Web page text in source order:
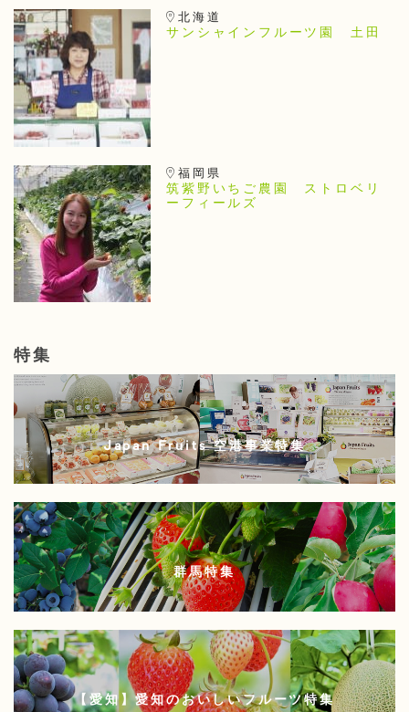
北海道
サンシャインフルーツ園 土田
福岡県
筑紫野いちご農園 ストロベリ
ーフィールズ
特集
Japan Fruits 空港事業特集
群馬特集
【愛知】愛知のおいしいフルーツ特集